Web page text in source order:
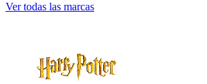
Ver todas las marcas